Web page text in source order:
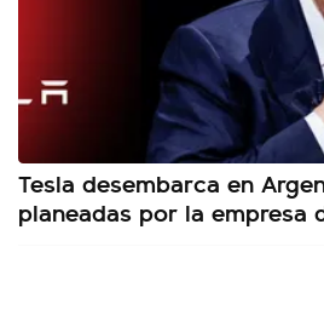
Tesla desembarca en
planeadas por la empresa